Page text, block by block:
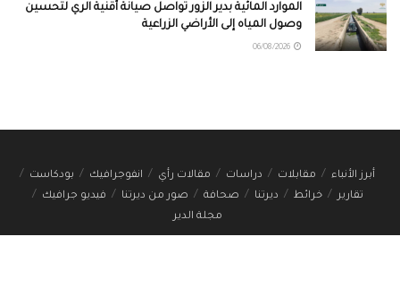
الموارد المائية بدير الزور تواصل صيانة أقنية الري لتحسين
وصول المياه إلى الأراضي الزراعية
أبرز الأنباء مقابلات دراسات مقالات رأي انفوجرافيك
بودكاست
تقارير
خرائط ديرتنا صحافة صور من ديرتنا
فيديو جرافيك
مجلة الدير